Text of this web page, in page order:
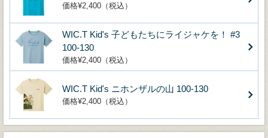
価格¥2,400（税込）
WIC.T Kid's 子どもたちにライジャケを！ #3
100-130
価格¥2,400（税込）
WIC.T Kid's ニホンザルの山 100-130
価格¥2,400（税込）